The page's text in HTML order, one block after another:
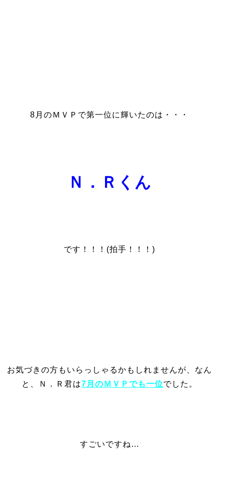
8月のＭＶＰで第一位に輝いたのは・・・
Ｎ．Ｒくん
です！！！(拍手！！！)
お気づきの方もいらっしゃるかもしれませんが、なん
と、Ｎ．Ｒ君は7月のＭＶＰでも一位でした。
すごいですね…